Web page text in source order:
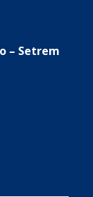
– Setrem